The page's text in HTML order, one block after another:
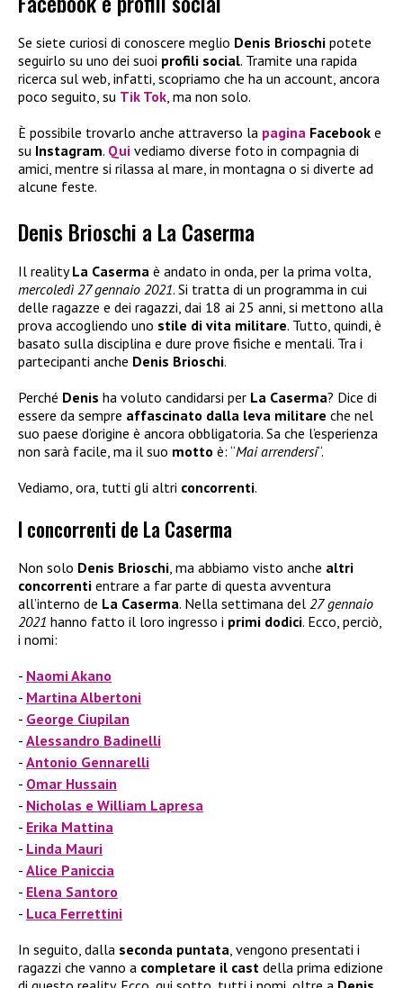
Se siete curiosi di conoscere meglio Denis Brioschi potete
seguirlo su uno dei suoi profili social. Tramite una rapida
ricerca sul web, infatti, scopriamo che ha un account, ancora
poco seguito, su Tik Tok , ma non solo.
È possibile trovarlo anche attraverso la pagina Facebook e
su Instagram. Qui vediamo diverse foto in compagnia di
amici, mentre si rilassa al mare, in montagna o si diverte ad
alcune feste.
Denis Brioschi a La Caserma
Il realityLa Caserma è andato in onda, per la prima volta,
mercoledì 27 gennaio 2021. Si tratta di un programma in cui
delle ragazze e dei ragazzi, dai 18 ai 25 anni, si mettono alla
prova accogliendo uno stile di vita militare. Tutto, quindi, è
basato sulla disciplina e dure prove fisiche e mentali. Tra i
partecipanti anche Denis Brioschi.
Perché Denis ha voluto candidarsi per La Caserma? Dice di
essere da sempre affascinato dalla leva militare che nel
suo paese d’origine è ancora obbligatoria. Sa che l’esperienza
non sarà facile, ma il suo motto è: “Mai arrendersi“.
Vediamo, ora, tutti gli altri concorrenti.
I concorrenti de La Caserma
Non solo Denis Brioschi , ma abbiamo visto anche altri
concorrenti entrare a far parte di questa avventura
all’interno de La Caserma. Nella settimana del 27 gennaio
2021 hanno fatto il loro ingresso i primi dodici. Ecco, perciò,
i nomi:
Naomi Akano
Martina Albertoni
George Ciupilan
Alessandro Badinelli
Antonio Gennarelli
Omar Hussain
Nicholas e William Lapresa
Erika Mattina
Linda Mauri
Alice Paniccia
Elena Santoro
Luca Ferrettini
In seguito, dalla seconda puntata , vengono presentati i
ragazzi che vanno a completare il cast della prima edizione